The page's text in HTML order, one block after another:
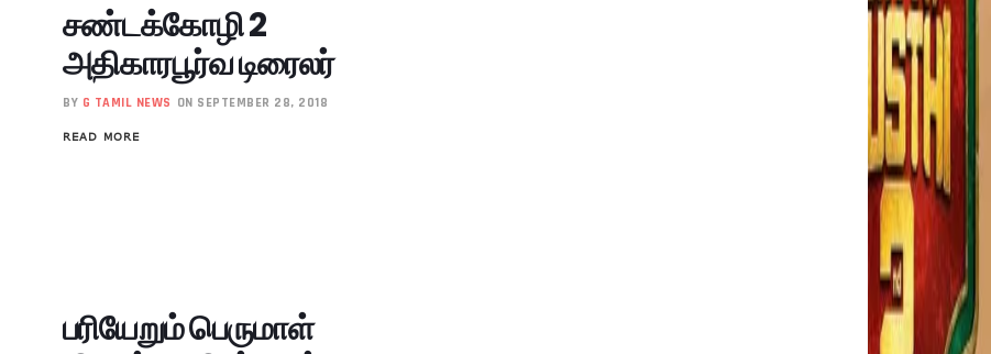
சண்டக்கோழி 2
அதிகாரபூர்வ டிரைலர்
BY G TAMIL NEWS ON SEPTEMBER 28, 2018
READ MORE
பரியேறும் பெருமாள்